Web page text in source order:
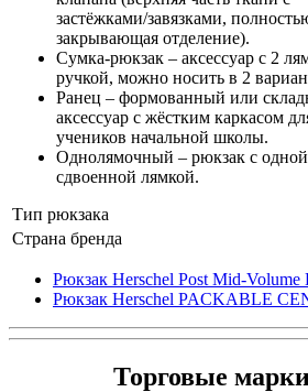
застёжками/завязками,
закрывающая отделение).
Сумка-рюкзак – аксессуар с 2
ручкой, можно носить в 2
Ранец – формованный или
аксессуар с жёстким каркасом
учеников начальной школы.
Однолямочный – рюкзак с одной
сдвоенной лямкой.
Тип рюкзака
Страна бренда
Рюкзак Herschel Post Mid-Volume
Рюкзак Herschel PACKABLE
Торговые